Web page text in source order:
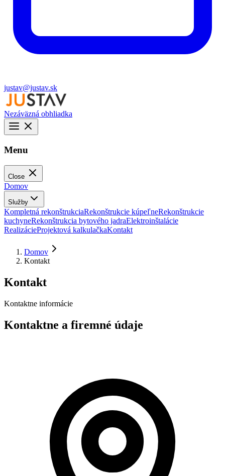
justav@justav.sk
Nezáväzná obhliadka
Menu
Close
Domov
Služby
Kompletná rekonštrukciaRekonštrukcie kúpeľneRekonštrukcie
kuchyneRekonštrukcia bytového jadraElektroinštalácie
RealizácieProjektová kalkulačkaKontakt
Domov
Kontakt
Kontakt
Kontaktne informácie
Kontaktne a firemné údaje